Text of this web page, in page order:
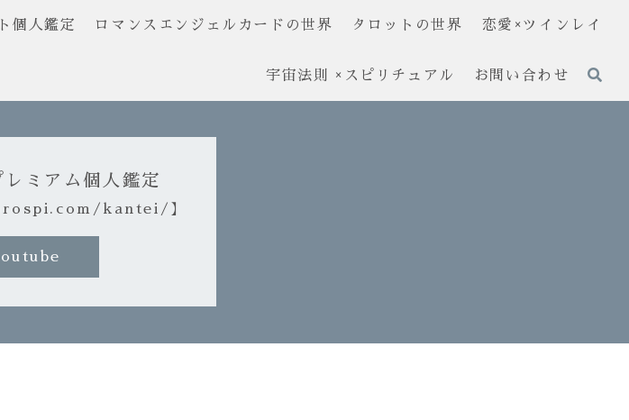
個人鑑定 ロマンスエンジェルカードの世界 タロットの世界 恋愛×ツインレイ
宇宙法則 ×スピリチュアル お問い合わせ
ミアム個人鑑定
kantei/】